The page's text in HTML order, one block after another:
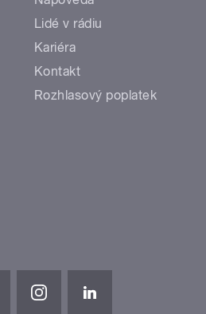
Lidé v rádiu
Kariéra
Kontakt
Rozhlasový poplatek